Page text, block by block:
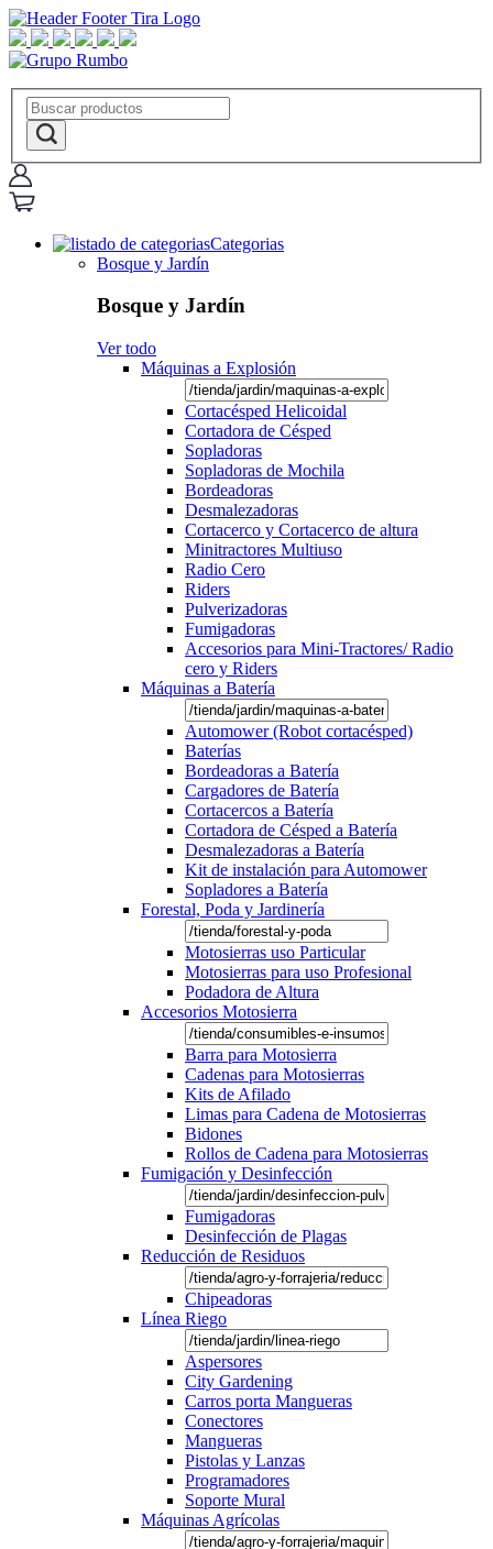
Categorias
Bosque y Jardín
Bosque y Jardín
Ver todo
Máquinas a Explosión
Cortacésped Helicoidal
Cortadora de Césped
Sopladoras
Sopladoras de Mochila
Bordeadoras
Desmalezadoras
Cortacerco y Cortacerco de altura
Minitractores Multiuso
Radio Cero
Riders
Pulverizadoras
Fumigadoras
Accesorios para Mini-Tractores/ Radio
cero y Riders
Máquinas a Batería
Automower (Robot cortacésped)
Baterías
Bordeadoras a Batería
Cargadores de Batería
Cortacercos a Batería
Cortadora de Césped a Batería
Desmalezadoras a Batería
Kit de instalación para Automower
Sopladores a Batería
Forestal, Poda y Jardinería
Motosierras uso Particular
Motosierras para uso Profesional
Podadora de Altura
Accesorios Motosierra
Barra para Motosierra
Cadenas para Motosierras
Kits de Afilado
Limas para Cadena de Motosierras
Bidones
Rollos de Cadena para Motosierras
Fumigación y Desinfección
Fumigadoras
Desinfección de Plagas
Reducción de Residuos
Chipeadoras
Línea Riego
Aspersores
City Gardening
Carros porta Mangueras
Conectores
Mangueras
Pistolas y Lanzas
Programadores
Soporte Mural
Máquinas Agrícolas